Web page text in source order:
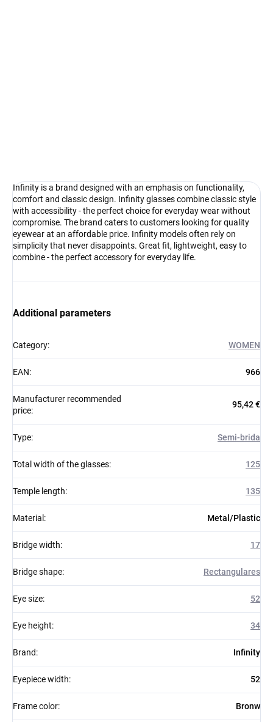
Infinity is a brand designed with an emphasis on functionality,
comfort and classic design. Infinity glasses combine classic style
with accessibility - the perfect choice for everyday wear without
compromise. The brand caters to customers looking for quality
eyewear at an affordable price. Infinity models often rely on
simplicity that never disappoints. Great fit, lightweight, easy to
combine - the perfect accessory for everyday life.
Additional parameters
Category: WOMEN
EAN: 966
Manufacturer recommended
price:
95,42 €
Type: Semi-brida
Total width of the glasses: 125
Temple length: 135
Material : Metal/Plastic
Bridge width: 17
Bridge shape: Rectangulares
Eye size: 52
Eye height: 34
Brand: Infinity
Eyepiece width: 52
Frame color: Bronw